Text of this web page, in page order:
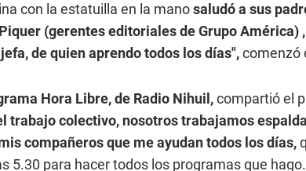
con la estatuilla en la manosaludó a sus
(gerentes editoriales de Grupo América)
de quien aprendo todos los días",comenzó
Hora Libre, de Radio Nihuil,compartió el
trabajo colectivo, nosotros trabajamos
compañeros que me ayudan todos los días,
5.30 para hacer todos los programas que